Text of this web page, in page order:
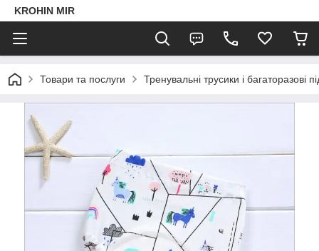
KROHIN MIR
Товари та послуги Тренувальні трусики і багаторазові